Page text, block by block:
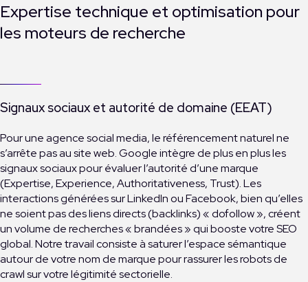
Expertise technique et optimisation pour
les moteurs de recherche
Signaux sociaux et autorité de domaine (EEAT)
Pour une agence social media, le référencement naturel ne
s’arrête pas au site web. Google intègre de plus en plus les
signaux sociaux pour évaluer l’autorité d’une marque
(Expertise, Experience, Authoritativeness, Trust). Les
interactions générées sur LinkedIn ou Facebook, bien qu’elles
ne soient pas des liens directs (backlinks) « dofollow », créent
un volume de recherches « brandées » qui booste votre SEO
global. Notre travail consiste à saturer l’espace sémantique
autour de votre nom de marque pour rassurer les robots de
crawl sur votre légitimité sectorielle.